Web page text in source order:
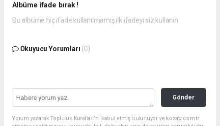
Albüme ifade bırak !
Bu albüme hiç ifade kullanılmamış ilk ifadeyi siz kullanın.
Okuyucu Yorumları (0)
Gönder
Yorum yazarak Topluluk Kuralları’nı kabul etmiş bulunuyor ve kozatv.com.tr